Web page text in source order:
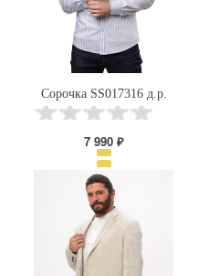
Сорочка SS017316 д.р.
7 990 ₽